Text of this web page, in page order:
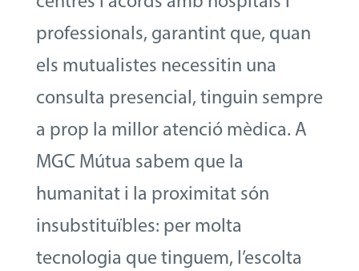
professionals, garantint que, quan
els mutualistes necessitin una
consulta presencial, tinguin sempre
a prop la millor atenció mèdica. A
MGC Mútua sabem que la
humanitat i la proximitat són
insubstituïbles: per molta
tecnologia que tinguem, l’escolta